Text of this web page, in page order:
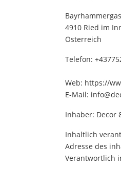
4910 Ried im
Österreich
Telefon:
Web: https://
E-Mail:
Inhaber: Decor
Inhaltlich
Adresse des
Verantwortlich